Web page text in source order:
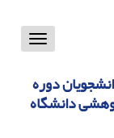
Toggle
دوره‌
دانشگاه